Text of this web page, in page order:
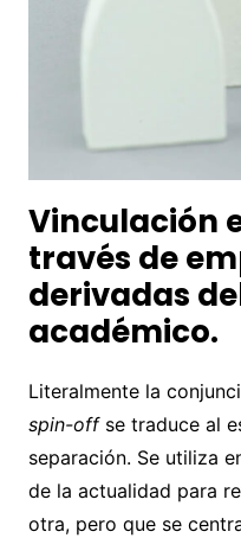
Vinculación
través de
derivadas
académico.
Literalmente la
spin-off se traduce al
separación. Se utiliza
de la actualidad para
otra, pero que se